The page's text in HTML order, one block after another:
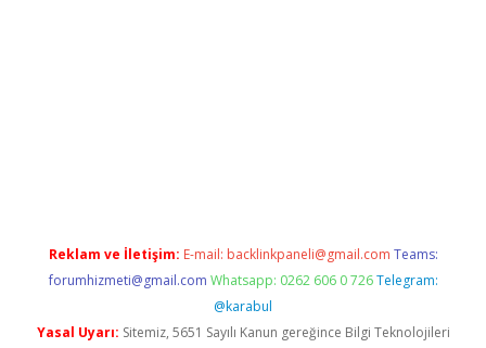
Reklam ve İletişim: E-mail: backlinkpaneli@gmail.com Teams:
forumhizmeti@gmail.com Whatsapp: 0262 606 0 726 Telegram:
@karabul
Yasal Uyarı: Sitemiz, 5651 Sayılı Kanun gereğince Bilgi Teknolojileri